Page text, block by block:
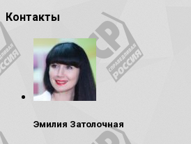
Контакты
Эмилия Затолочная